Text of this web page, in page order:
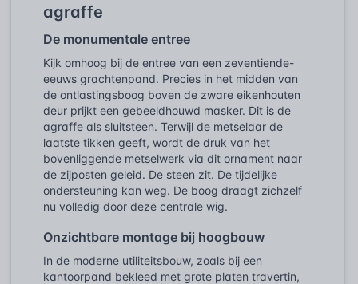
agraffe
De monumentale entree
Kijk omhoog bij de entree van een zeventiende-
eeuws grachtenpand. Precies in het midden van
de ontlastingsboog boven de zware eikenhouten
deur prijkt een gebeeldhouwd masker. Dit is de
agraffe als sluitsteen. Terwijl de metselaar de
laatste tikken geeft, wordt de druk van het
bovenliggende metselwerk via dit ornament naar
de zijposten geleid. De steen zit. De tijdelijke
ondersteuning kan weg. De boog draagt zichzelf
nu volledig door deze centrale wig.
Onzichtbare montage bij hoogbouw
In de moderne utiliteitsbouw, zoals bij een
kantoorpand bekleed met grote platen travertin,